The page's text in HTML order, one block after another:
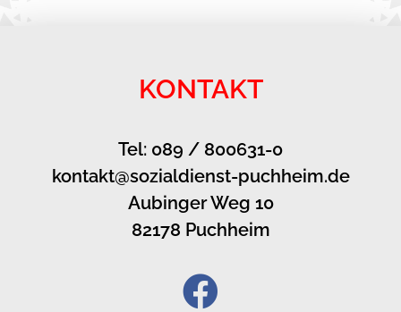
KONTAKT
Tel: 089 / 800631-0
kontakt@sozialdienst-puchheim.de
Aubinger Weg 10
82178 Puchheim